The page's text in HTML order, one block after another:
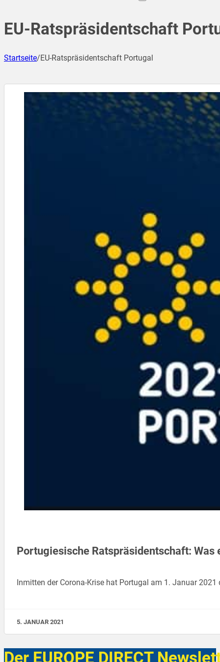
EU-Ratspräsidentschaft
Startseite/EU-Ratspräsidentschaft Portugal
Portugiesische Ratspräsidentschaft: Was
Inmitten der Corona-Krise hat Portugal am 1. Januar
5. JANUAR 2021
Der EUROPE DIRECT